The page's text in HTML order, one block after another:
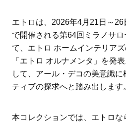
エトロは、2026年4月21日～26
で開催される第64回ミラノサ
て、エトロ ホームインテリア
「エトロ オルナメンタ」を発
して、アール・デコの美意識
ティブの探求へと踏み出します
本コレクションでは、エトロ